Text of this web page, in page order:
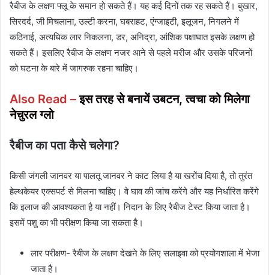
रैबीज के लक्षण फ्लू के समान हो सकते हैं। यह कई दिनों तक रह सकते हैं। बुखार,
सिरदर्द, जी मिचलाना, उल्टी करना, घबराहट, एंग्जाइटी, इलूजन, निगलने में
कठिनाई, अत्यधिक लार निकलना, डर, अनिद्रा, आंशिक पक्षाघात इसके लक्षण हो
सकते हैं। इसलिए रैबीज के लक्षण नजर आने से पहले मरीज और उसके परिजनों
को घटना के बारे में जागरुक रहना चाहिए।
Also Read –इस तरह से बनायें उबटन, त्वचा को मिलेगा
नेचुरल ग्लो
रैबीज का पता कैसे चलेगा?
किसी जंगली जानवर या पालतू जानवर ने काट लिया है या खरोंच दिया है, तो तुरंत
हेल्थकेयर एक्सपर्ट से मिलना चाहिए। वे घाव की जांच करेंगे और यह निर्धारित करेंगे
कि इलाज की आवश्यकता है या नहीं। निदान के लिए रैबीज टेस्ट किया जाता है।
इसमें पशु का भी परीक्षण किया जा सकता है।
लार परीक्षण- रैबीज के लक्षण देखने के लिए सलाइवा को प्रयोगशाला में भेजा
जाता है।